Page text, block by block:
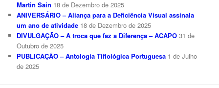
Martin Sain 18 de Dezembro de 2025
ANIVERSÁRIO – Aliança para a Deficiência Visual assinala
um ano de atividade 18 de Dezembro de 2025
DIVULGAÇÃO – A troca que faz a Diferença – ACAPO 31 de
Outubro de 2025
PUBLICAÇÃO – Antologia Tiflológica Portuguesa 1 de Julho
de 2025